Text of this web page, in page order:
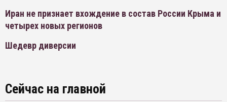
Иран не признает вхождение в состав России Крыма и
четырех новых регионов
Шедевр диверсии
Сейчас на главной